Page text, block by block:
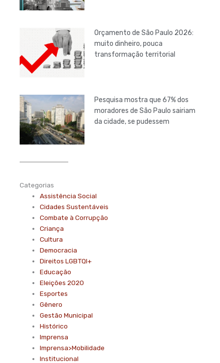
Orçamento de São Paulo 2026:
muito dinheiro, pouca
transformação territorial
Pesquisa mostra que 67% dos
moradores de São Paulo sairiam
da cidade, se pudessem
Categorias
Assistência Social
Cidades Sustentáveis
Combate à Corrupção
Criança
Cultura
Democracia
Direitos LGBTQI+
Educação
Eleições 2020
Esportes
Gênero
Gestão Municipal
Histórico
Imprensa
Imprensa>Mobilidade
Institucional